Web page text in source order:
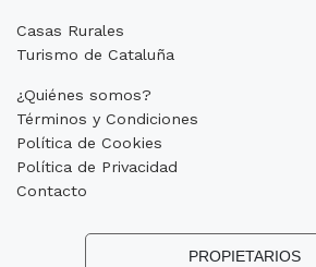
Casas Rurales
Turismo de Cataluña
¿Quiénes somos?
Términos y Condiciones
Política de Cookies
Política de Privacidad
Contacto
PROPIETARIOS